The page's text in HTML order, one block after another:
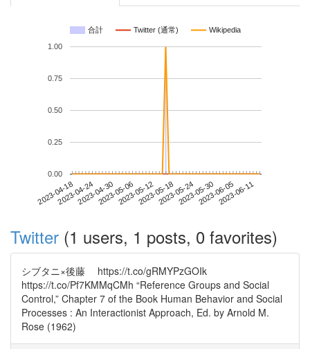
合計 Twitter (通常) Wikipedia
2023-04-182023-04-242023-04-302023-05-062023-05-122023-05-182023-05-242023-05-302023-06-052023-06-11
0.00
0.25
0.50
0.75
1.00
Twitter (1 users, 1 posts, 0 favorites)
シブタニ×後藤 https://t.co/gRMYPzGOIk
https://t.co/Pf7KMMqCMh “Reference Groups and Social
Control,” Chapter 7 of the Book Human Behavior and Social
Processes : An Interactionist Approach, Ed. by Arnold M.
Rose (1962)